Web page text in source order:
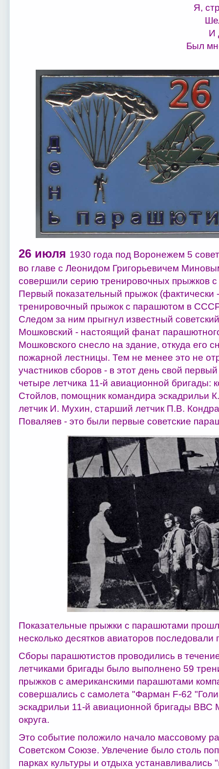
Я,
И
Был
26 июля 1930 года под Воронежем 5
во главе с Леонидом Григорьевичем
совершили серию тренировочных прыжков с
Первый показательный прыжок (фактически
тренировочный прыжок с парашютом в
Следом за ним прыгнул известный
Мошковский - настоящий фанат
Мошковского снесло на здание, откуда его
пожарной лестницы. Тем не менее это не
участников сборов - в этот день свой
четыре летчика 11-й авиационной бригады:
Стойлов, помощник командира эскадрильи
летчик И. Мухин, старший летчик П.В.
Поваляев - это были первые советские
Показательные прыжки с парашютами
несколько десятков авиаторов
Сборы парашютистов проводились в
летчиками бригады было выполнено 59
прыжков с американскими парашютами
совершались с самолета "Фарман F-62
эскадрильи 11-й авиационной бригады ВВС
округа.
Это событие положило начало массовому
Советском Союзе. Увлечение было столь
парках культуры и отдыха